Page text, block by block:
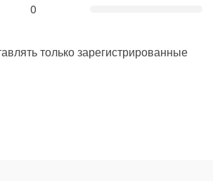
0
только зарегистрированные